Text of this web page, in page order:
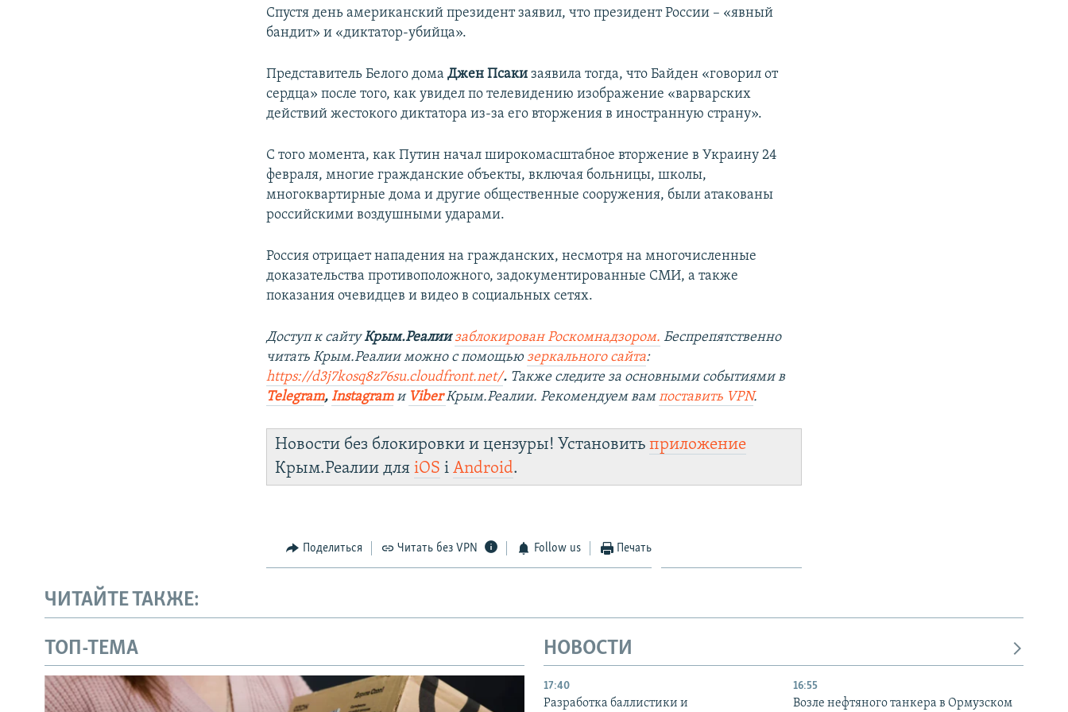
Спустя день американский президент заявил, что президент России – «явный
бандит» и «диктатор-убийца».
Представитель Белого домаДжен Псаки заявила тогда, что Байден «говорил от
сердца» после того, как увидел по телевидению изображение «варварских
действий жестокого диктатора из-за его вторжения в иностранную страну».
С того момента, как Путин начал широкомасштабное вторжение в Украину 24
февраля, многие гражданские объекты, включая больницы, школы,
многоквартирные дома и другие общественные сооружения, были атакованы
российскими воздушными ударами.
Россия отрицает нападения на гражданских, несмотря на многочисленные
доказательства противоположного, задокументированные СМИ, а также
показания очевидцев и видео в социальных сетях.
Доступ к сайтуКрым.Реалии заблокирован Роскомнадзором. Беспрепятственно
читать Крым.Реалии можно с помощьюзеркального сайта:
https://d3j7kosq8z76su.cloudfront.net/. Также следите за основными событиями в
Telegram, Instagramи ViberКрым.Реалии. Рекомендуем вампоставить VPN.
Новости без блокировки и цензуры! Установитьприложение
Крым.Реалии дляiOS іAndroid.
Поделиться Читать без VPN Follow us Печать
ЧИТАЙТЕ ТАКЖЕ:
ТОП-ТЕМА НОВОСТИ
17:40
Разработка баллистики и
16:55
Возле нефтяного танкера в Ормузском